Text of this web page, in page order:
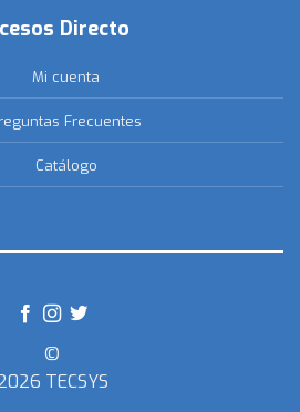
Directo
Mi cuenta
Frecuentes
Catálogo
©
TECSYS